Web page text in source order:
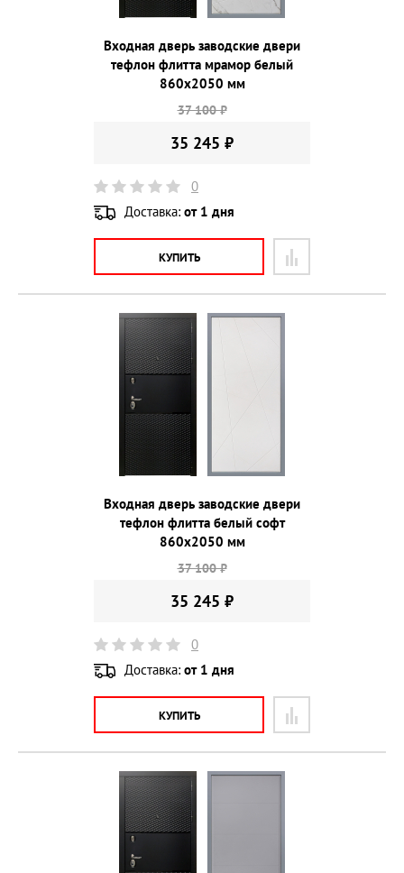
Входная дверь заводские двери
тефлон флитта мрамор белый
860х2050 мм
37 100 ₽
35 245 ₽
0
Доставка: от 1 дня
КУПИТЬ
Входная дверь заводские двери
тефлон флитта белый софт
860х2050 мм
37 100 ₽
35 245 ₽
0
Доставка: от 1 дня
КУПИТЬ